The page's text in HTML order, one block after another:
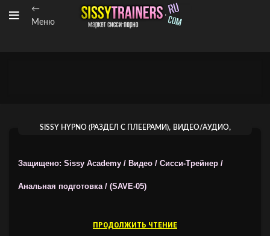
←
Меню
SISSY HYPNO (РАЗДЕЛ С ПЛЕЕРАМИ), ВИДЕО/АУДИО,
Защищено: Sissy Academy / Видео / Сисси-Трейнер /
Анальная подготовка / (SAVE-05)
ПРОДОЛЖИТЬ ЧТЕНИЕ